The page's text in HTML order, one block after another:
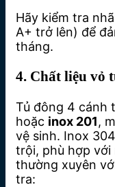
Hãy kiểm tra
A+ trở lên) để
tháng.
4. Chất liệu vỏ
Tủ đông 4 cánh
hoặc inox 201,
vệ sinh. Inox
trội, phù hợp
thường xuyên
tra: